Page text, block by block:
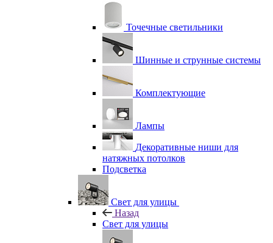
Точечные светильники
Шинные и струнные системы
Комплектующие
Лампы
Декоративные ниши для
натяжных потолков
Подсветка
Свет для улицы
Назад
Свет для улицы